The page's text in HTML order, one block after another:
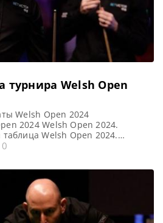
турнира Welsh Open
Welsh Open 2024
2024 Welsh Open 2024.
Welsh Open 2024.
Голосования и опросы Welsh
рейтингового турнира по
0